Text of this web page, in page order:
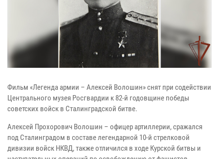
Фильм «Легенда армии – Алексей Волошин» снят при содействии
Центрального музея Росгвардии к 82-й годовщине победы
советских войск в Сталинградской битве.
Алексей Прохорович Волошин – офицер артиллерии, сражался
под Сталинградом в составе легендарной 10-й стрелковой
дивизии войск НКВД, также отличился в ходе Курской битвы и